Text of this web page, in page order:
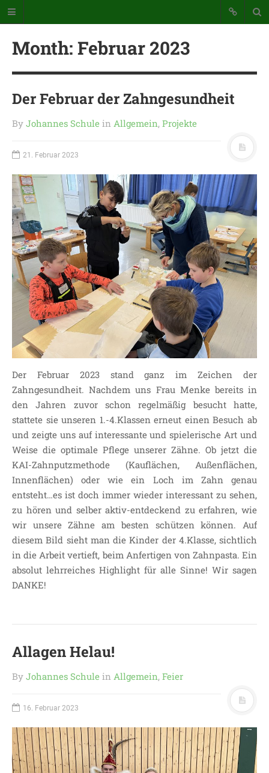
Katholische Grundschule der
Bunte Schule mit Takt und Schwung
STARTSEITE
WICHTIGES AUS UNSERER
SCHULE
UNSER SCHULTAG
KONTAKT
SDUI
TERMINE
ELTERNBETEILIGUNG-
UND MITWIRKUNG
DAS TEAM DER
JOHANNESSCHULE
KOLLEGIUM
OGGS
BÜRO
KLASSEN
KLASSE 1 ESSER
KLASSE 2 MÖLLMANN
KLASSE 3B BUDEUS
KLASSE 4 DURRANT
LEITBILD UNSERER
GRUNDSCHULE
SCHULPROGRAMM
OGGS DOWNLOADS
KOOPERATIONEN
DATENSCHUTZERKLÄRUNG
IMPRESSUM
Month: Februar 2023
Der Februar der Zahngesundheit
By Johannes Schule in Allgemein, Projekte
21. Februar 2023
Der Februar 2023 stand ganz im Zeichen der
Zahngesundheit. Nachdem uns Frau Menke bereits in
den Jahren zuvor schon regelmäßig besucht hatte,
stattete sie unseren 1.-4.Klassen erneut einen Besuch ab
und zeigte uns auf interessante und spielerische Art und
Weise die optimale Pflege unserer Zähne. Ob jetzt die
KAI-Zahnputzmethode (Kauflächen, Außenflächen,
Innenflächen) oder wie ein Loch im Zahn genau
entsteht…es ist doch immer wieder interessant zu sehen,
zu hören und selber aktiv-entdeckend zu erfahren, wie
wir unsere Zähne am besten schützen können. Auf
diesem Bild sieht man die Kinder der 4.Klasse, sichtlich
in die Arbeit vertieft, beim Anfertigen von Zahnpasta. Ein
absolut lehrreiches Highlight für alle Sinne! Wir sagen
DANKE!
Allagen Helau!
By Johannes Schule in Allgemein, Feier
16. Februar 2023